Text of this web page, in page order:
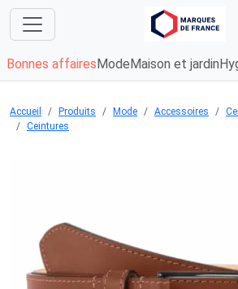
Bonnes affaires Mode Maison et jardin
Accueil Produits Mode Accessoires
Ceintures